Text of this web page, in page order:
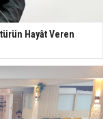
Hayât Veren